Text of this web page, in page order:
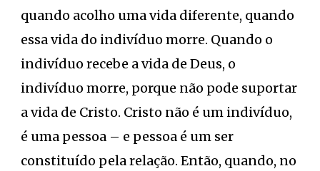
quando acolho uma vida diferente, quando
essa vida do indivíduo morre. Quando o
indivíduo recebe a vida de Deus, o
indivíduo morre, porque não pode suportar
a vida de Cristo. Cristo não é um indivíduo,
é uma pessoa – e pessoa é um ser
constituído pela relação. Então, quando, no